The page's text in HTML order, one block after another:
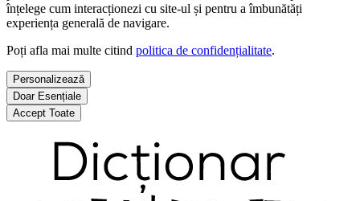
înțelege cum interacționezi cu site-ul și pentru a îmbunătăți
experiența generală de navigare.
Poți afla mai multe citind politica de confidențialitate.
Personalizează
Doar Esențiale
Accept Toate